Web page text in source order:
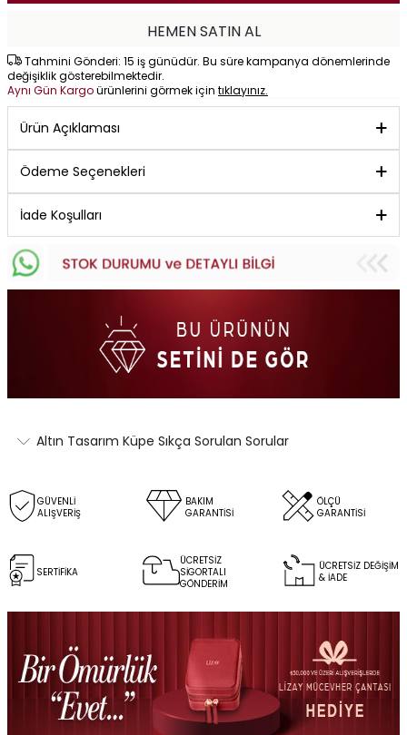
HEMEN SATIN AL
Tahmini Gönderi: 15 iş günüdür. Bu süre kampanya dönemlerinde
değişiklik gösterebilmektedir.
Aynı Gün Kargoürünlerini görmek için tıklayınız.
Ürün Açıklaması
Ödeme Seçenekleri
İade Koşulları
Altın Tasarım Küpe Sıkça Sorulan Sorular
GÜVENLİ
ALIŞVERİŞ
BAKIM
GARANTİSİ
ÖLÇÜ
GARANTİSİ
SERTİFİKA
ÜCRETSİZ
SİGORTALI
GÖNDERİM
ÜCRETSİZ DEĞİŞİM
& İADE